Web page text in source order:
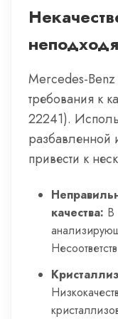
Mercedes-Benz
требования к
22241).
разбавленной
привести к
качества: В